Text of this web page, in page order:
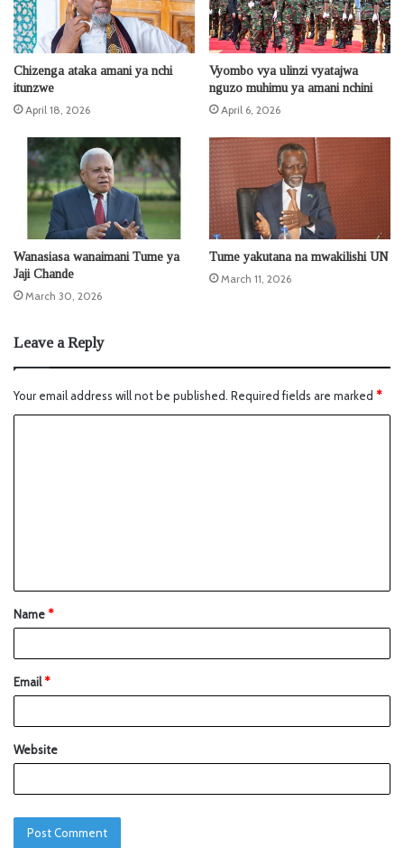
Chizenga ataka amani ya nchi
itunzwe
April 18, 2026
Vyombo vya ulinzi vyatajwa
nguzo muhimu ya amani nchini
April 6, 2026
Wanasiasa wanaimani Tume ya
Jaji Chande
March 30, 2026
Tume yakutana na mwakilishi UN
March 11, 2026
Leave a Reply
Your email address will not be published. Required fields are marked *
Name*
Email*
Website